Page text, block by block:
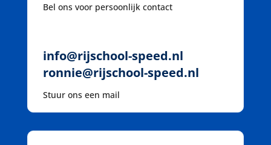
Bel ons voor persoonlijk contact
info@rijschool-speed.nl
ronnie@rijschool-speed.nl
Stuur ons een mail